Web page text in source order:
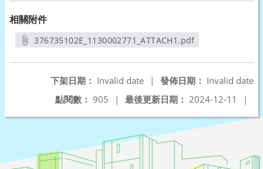
相關附件
376735102E_1130002771_ATTACH1.pdf
發佈日期： Invalid date
下架日期： Invalid date
|
最後更新日期： 2024-12-11 |
點閱數： 905 |